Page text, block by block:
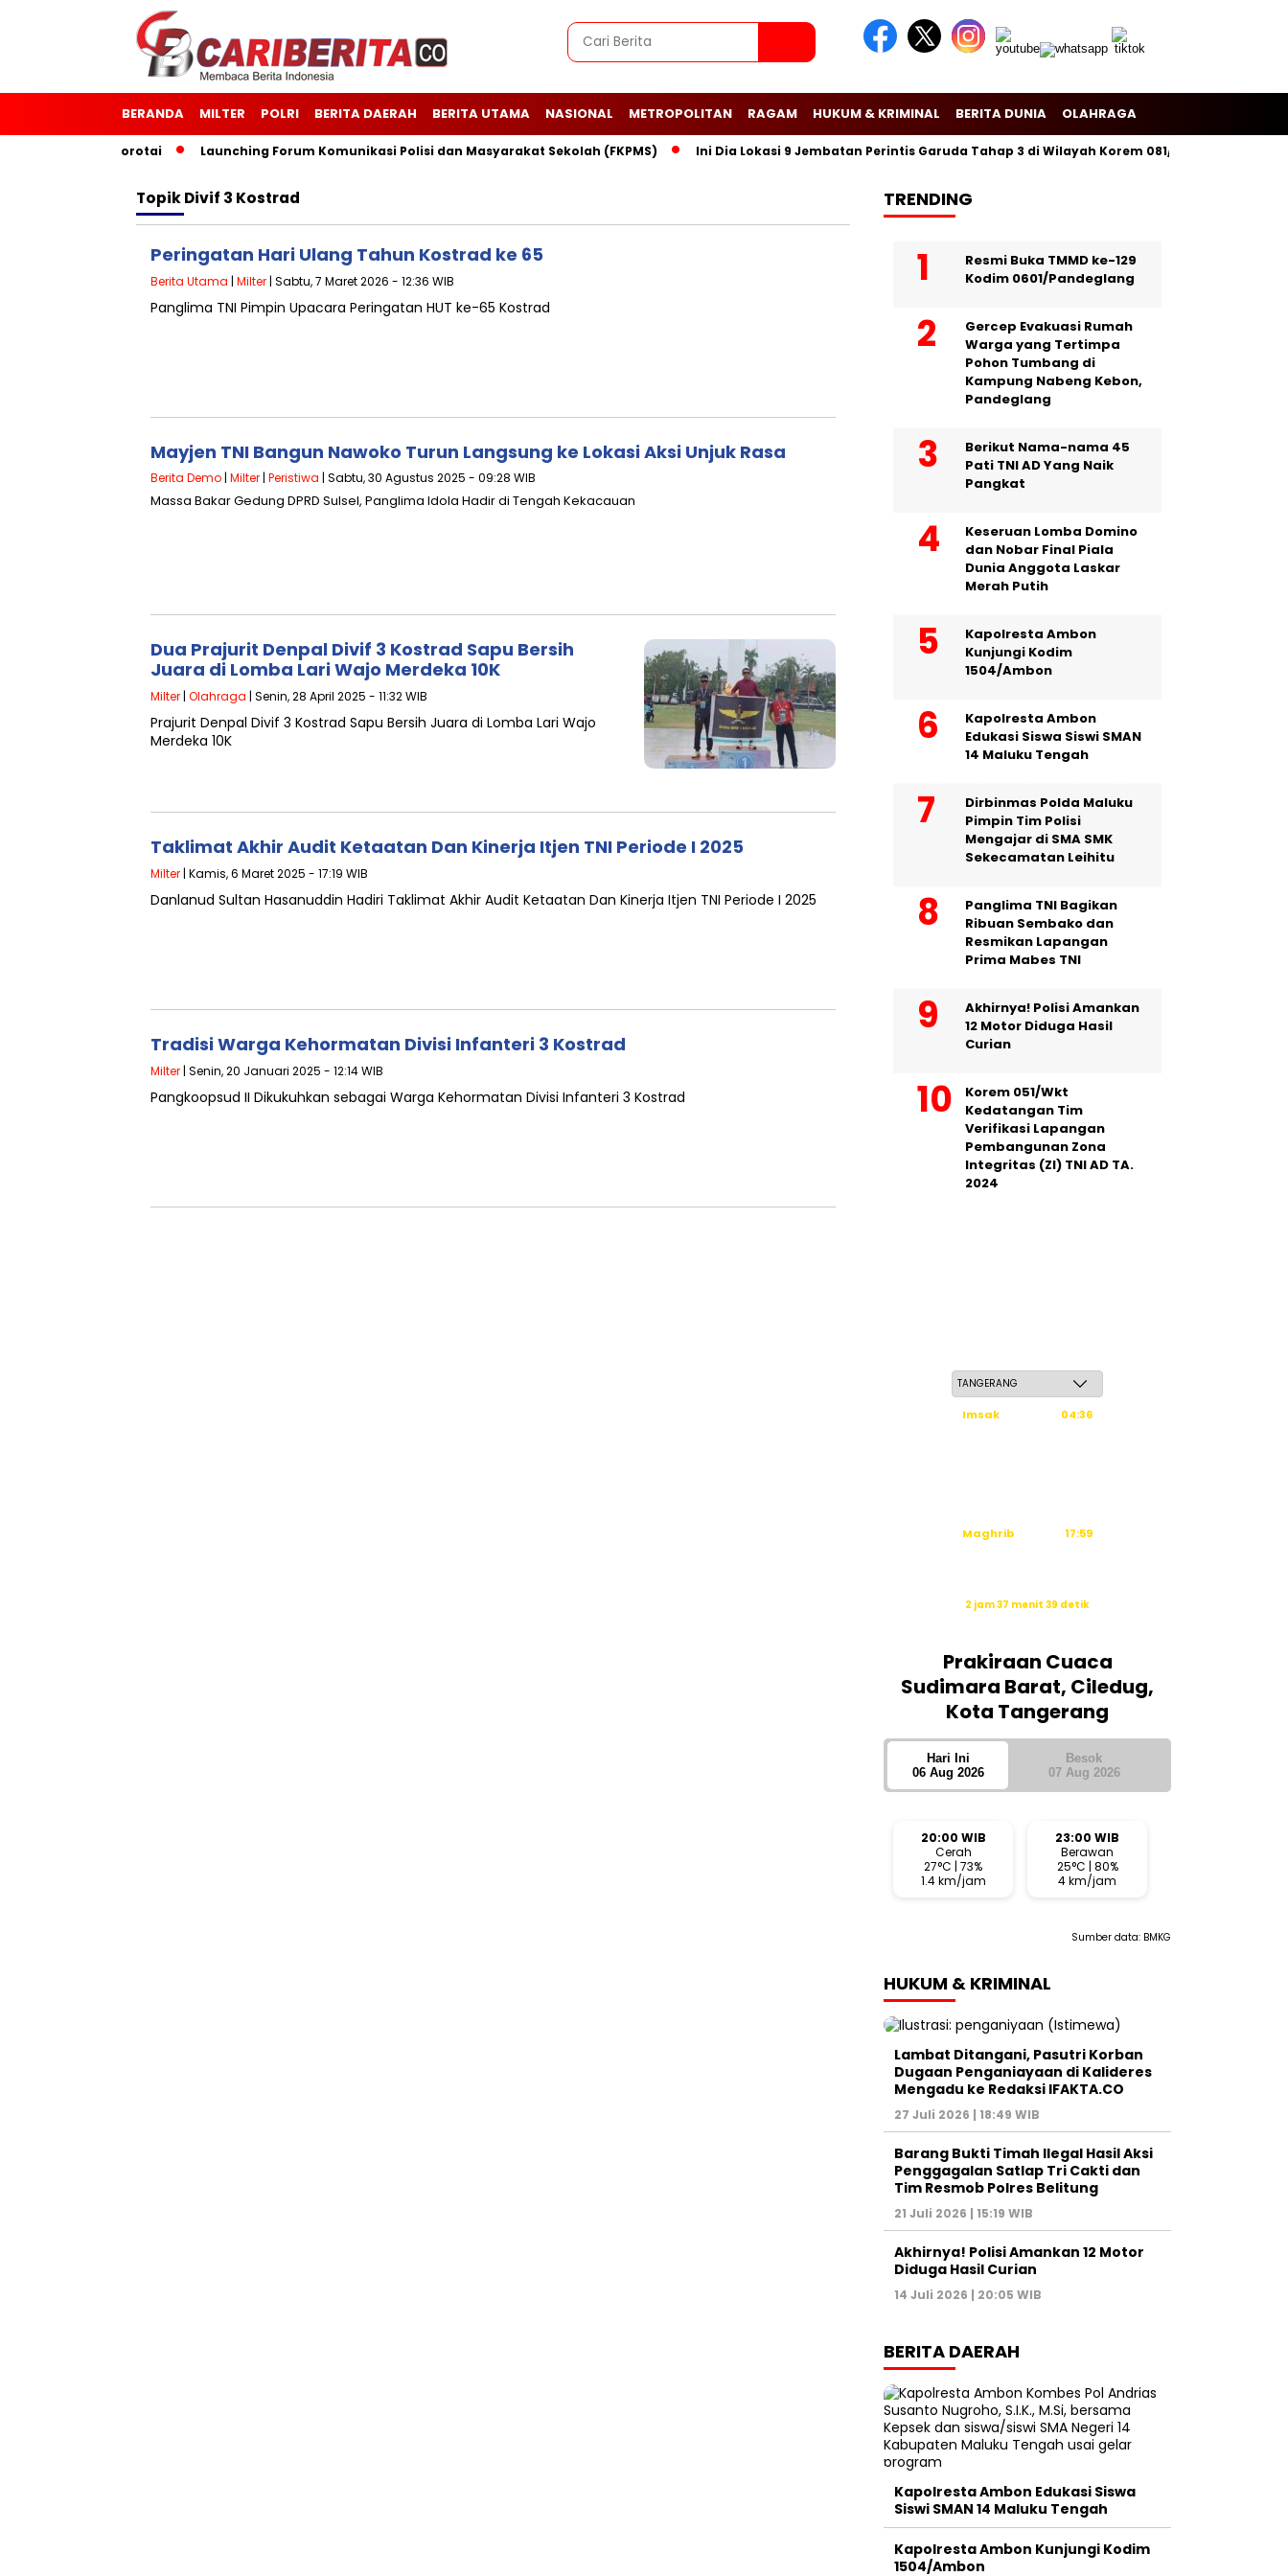
BERANDA MILTER POLRI BERITA DAERAH BERITA UTAMA NASIONAL METROPOLITAN RAGAM HUKUM & KRIMINAL BERITA DUNIA OLAHRAGA
1514/Morotai Launching Forum Komunikasi Polisi dan Masyarakat Sekolah (FKPMS) Ini Dia Lokasi 9 Jembatan Perintis Garuda Tahap 3 di Wilayah Korem 081/Dsj
TopikDivif 3 Kostrad
Peringatan Hari Ulang Tahun Kostrad ke 65
Berita Utama | Milter | Sabtu, 7 Maret 2026 - 12:36 WIB
Panglima TNI Pimpin Upacara Peringatan HUT ke-65 Kostrad
Mayjen TNI Bangun Nawoko Turun Langsung ke Lokasi Aksi Unjuk Rasa
Berita Demo | Milter | Peristiwa | Sabtu, 30 Agustus 2025 - 09:28 WIB
Massa Bakar Gedung DPRD Sulsel, Panglima Idola Hadir di Tengah Kekacauan
Dua Prajurit Denpal Divif 3 Kostrad Sapu Bersih
Juara di Lomba Lari Wajo Merdeka 10K
Milter | Olahraga | Senin, 28 April 2025 - 11:32 WIB
Prajurit Denpal Divif 3 Kostrad Sapu Bersih Juara di Lomba Lari Wajo
Merdeka 10K
Taklimat Akhir Audit Ketaatan Dan Kinerja Itjen TNI Periode I 2025
Milter | Kamis, 6 Maret 2025 - 17:19 WIB
Danlanud Sultan Hasanuddin Hadiri Taklimat Akhir Audit Ketaatan Dan Kinerja Itjen TNI Periode I 2025
Tradisi Warga Kehormatan Divisi Infanteri 3 Kostrad
Milter | Senin, 20 Januari 2025 - 12:14 WIB
Pangkoopsud II Dikukuhkan sebagai Warga Kehormatan Divisi Infanteri 3 Kostrad
TRENDING
Resmi Buka TMMD ke-129
Kodim 0601/Pandeglang
Gercep Evakuasi Rumah
Warga yang Tertimpa
Pohon Tumbang di
Kampung Nabeng Kebon,
Pandeglang
Berikut Nama-nama 45
Pati TNI AD Yang Naik
Pangkat
Keseruan Lomba Domino
dan Nobar Final Piala
Dunia Anggota Laskar
Merah Putih
Kapolresta Ambon
Kunjungi Kodim
1504/Ambon
Kapolresta Ambon
Edukasi Siswa Siswi SMAN
14 Maluku Tengah
Dirbinmas Polda Maluku
Pimpin Tim Polisi
Mengajar di SMA SMK
Sekecamatan Leihitu
Panglima TNI Bagikan
Ribuan Sembako dan
Resmikan Lapangan
Prima Mabes TNI
Akhirnya! Polisi Amankan
12 Motor Diduga Hasil
Curian
Korem 051/Wkt
Kedatangan Tim
Verifikasi Lapangan
Pembangunan Zona
Integritas (ZI) TNI AD TA.
2024
Imsak
04:36
Maghrib
17:59
2 jam 37 menit 38 detik
Prakiraan Cuaca
Sudimara Barat, Ciledug,
Kota Tangerang
Hari Ini
06 Aug 2026
Besok
07 Aug 2026
20:00 WIB
Cerah
27°C | 73%
1.4 km/jam
23:00 WIB
Berawan
25°C | 80%
4 km/jam
Sumber data: BMKG
HUKUM & KRIMINAL
Lambat Ditangani, Pasutri Korban
Dugaan Penganiayaan di Kalideres
Mengadu ke Redaksi IFAKTA.CO
27 Juli 2026 | 18:49 WIB
Barang Bukti Timah Ilegal Hasil Aksi
Penggagalan Satlap Tri Cakti dan
Tim Resmob Polres Belitung
21 Juli 2026 | 15:19 WIB
Akhirnya! Polisi Amankan 12 Motor
Diduga Hasil Curian
14 Juli 2026 | 20:05 WIB
BERITA DAERAH
Kapolresta Ambon Edukasi Siswa
Siswi SMAN 14 Maluku Tengah
Kapolresta Ambon Kunjungi Kodim
1504/Ambon